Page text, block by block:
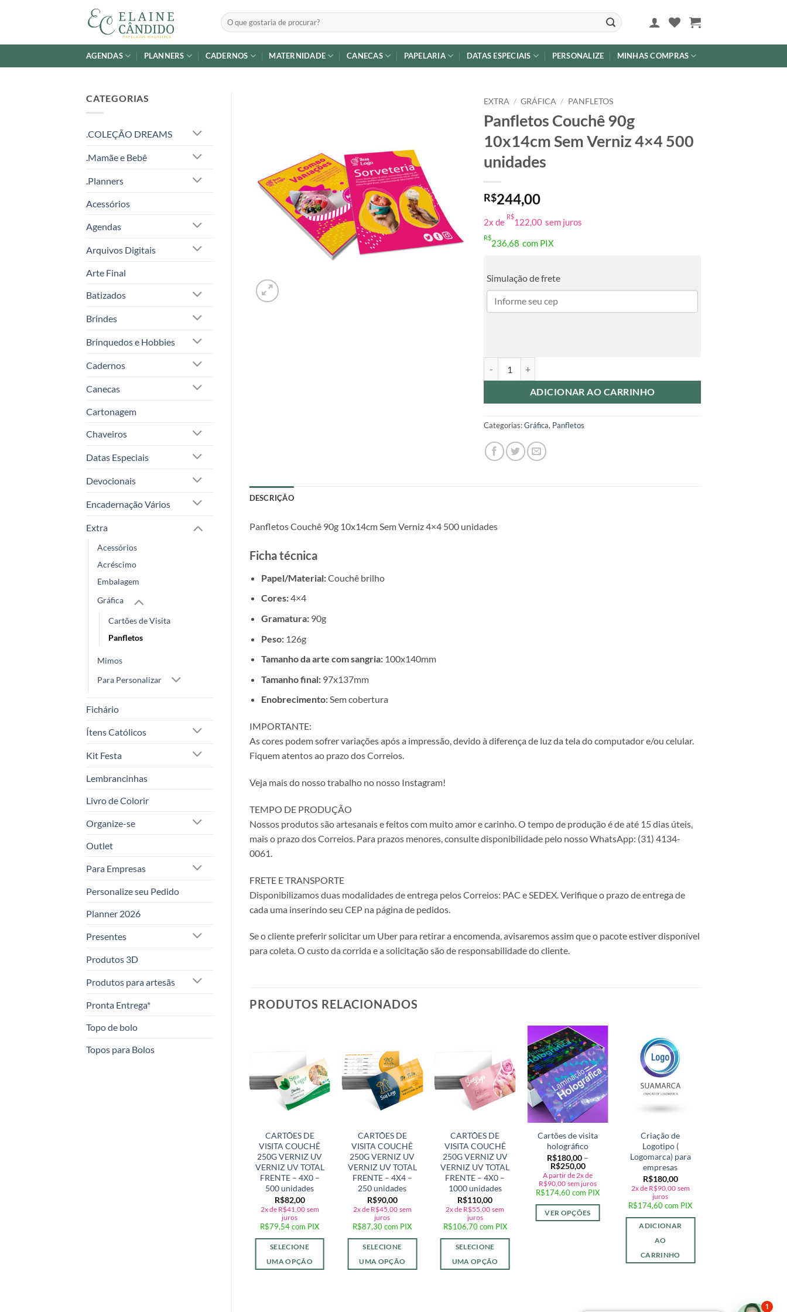
Pesquisar
por:
AGENDAS PLANNERS CADERNOS MATERNIDADE CANECAS PAPELARIA DATAS ESPECIAIS PERSONALIZE MINHAS COMPRAS
CATEGORIAS
.COLEÇÃO DREAMS
.Mamãe e Bebê
.Planners
Acessórios
Agendas
Arquivos Digitais
Arte Final
Batizados
Brindes
Brinquedos e Hobbies
Cadernos
Canecas
Cartonagem
Chaveiros
Datas Especiais
Devocionais
Encadernação Vários
Extra
Acessórios
Acréscimo
Embalagem
Gráfica
Cartões de Visita
Panfletos
Mimos
Para Personalizar
Fichário
Ítens Católicos
Kit Festa
Lembrancinhas
Livro de Colorir
Organize-se
Outlet
Para Empresas
Personalize seu Pedido
Planner 2026
Presentes
Produtos 3D
Produtos para artesãs
Pronta Entrega*
Topo de bolo
Topos para Bolos
EXTRA / GRÁFICA / PANFLETOS
Panfletos Couchê 90g
10x14cm Sem Verniz 4×4 500
unidades
R$244,00
2x de
R$
122,00 sem juros
R$
236,68 com PIX
Simulação de frete
ADICIONAR AO CARRINHO
Categorias:Gráfica, Panfletos
DESCRIÇÃO
Panfletos Couchê 90g 10x14cm Sem Verniz 4×4 500 unidades
Ficha técnica
Papel/Material:Couchê brilho
Cores:4×4
Gramatura: 90g
Peso: 126g
Tamanho da arte com sangria: 100x140mm
Tamanho final: 97x137mm
Enobrecimento:Sem cobertura
IMPORTANTE:
As cores podem sofrer variações após a impressão, devido à diferença de luz da tela do computador e/ou celular.
Fiquem atentos ao prazo dos Correios.
Veja mais do nosso trabalho no nosso Instagram!
TEMPO DE PRODUÇÃO
Nossos produtos são artesanais e feitos com muito amor e carinho. O tempo de produção é de até 15 dias úteis,
mais o prazo dos Correios. Para prazos menores, consulte disponibilidade pelo nosso WhatsApp: (31) 4134-
0061.
FRETE E TRANSPORTE
Disponibilizamos duas modalidades de entrega pelos Correios: PAC e SEDEX. Verifique o prazo de entrega de
cada uma inserindo seu CEP na página de pedidos.
Se o cliente preferir solicitar um Uber para retirar a encomenda, avisaremos assim que o pacote estiver disponível
para coleta. O custo da corrida e a solicitação são de responsabilidade do cliente.
PRODUTOS RELACIONADOS
Adicionar
a lista de
desejos
CARTÕES DE
VISITA COUCHÊ
250G VERNIZ UV
VERNIZ UV TOTAL
FRENTE – 4X0 –
500 unidades
R$82,00
2x de R$41,00 sem
juros
R$79,54com PIX
SELECIONE
UMA OPÇÃO
Adicionar
a lista de
desejos
CARTÕES DE
VISITA COUCHÊ
250G VERNIZ UV
VERNIZ UV TOTAL
FRENTE – 4X4 –
250 unidades
R$90,00
2x de R$45,00 sem
juros
R$87,30 com PIX
SELECIONE
UMA OPÇÃO
Adicionar
a lista de
desejos
CARTÕES DE
VISITA COUCHÊ
250G VERNIZ UV
VERNIZ UV TOTAL
FRENTE – 4X0 –
1000 unidades
R$110,00
2x de R$55,00 sem
juros
R$106,70 com PIX
SELECIONE
UMA OPÇÃO
Adicionar
a lista de
desejos
Cartões de visita
holográfico
R$180,00 –
R$250,00Faixa
de
preço:
R$180,00
através
R$250,00
A partir de 2x de
R$90,00 sem juros
R$174,60com PIX
VER OPÇÕES
opções
Adicionar
a lista de
desejos
Criação de
Logotipo (
Logomarca) para
empresas
R$180,00
2x de R$90,00 sem
juros
R$174,60 com PIX
ADICIONAR
AO
CARRINHO
opções
1